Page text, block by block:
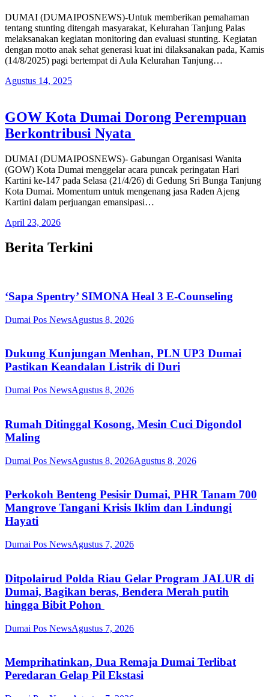
DUMAI (DUMAIPOSNEWS)-Untuk memberikan pemahaman
tentang stunting ditengah masyarakat, Kelurahan Tanjung Palas
melaksanakan kegiatan monitoring dan evaluasi stunting. Kegiatan
dengan motto anak sehat generasi kuat ini dilaksanakan pada, Kamis
(14/8/2025) pagi bertempat di Aula Kelurahan Tanjung…
Agustus 14, 2025
GOW Kota Dumai Dorong Perempuan
Berkontribusi Nyata
DUMAI (DUMAIPOSNEWS)- Gabungan Organisasi Wanita
(GOW) Kota Dumai menggelar acara puncak peringatan Hari
Kartini ke-147 pada Selasa (21/4/26) di Gedung Sri Bunga Tanjung
Kota Dumai. Momentum untuk mengenang jasa Raden Ajeng
Kartini dalam perjuangan emansipasi…
April 23, 2026
Berita Terkini
‘Sapa Spentry’ SIMONA Heal 3 E-Counseling
Dumai Pos NewsAgustus 8, 2026
Dukung Kunjungan Menhan, PLN UP3 Dumai
Pastikan Keandalan Listrik di Duri
Dumai Pos NewsAgustus 8, 2026
Rumah Ditinggal Kosong, Mesin Cuci Digondol
Maling
Dumai Pos NewsAgustus 8, 2026Agustus 8, 2026
Perkokoh Benteng Pesisir Dumai, PHR Tanam 700
Mangrove Tangani Krisis Iklim dan Lindungi
Hayati
Dumai Pos NewsAgustus 7, 2026
Ditpolairud Polda Riau Gelar Program JALUR di
Dumai, Bagikan beras, Bendera Merah putih
hingga Bibit Pohon
Dumai Pos NewsAgustus 7, 2026
Memprihatinkan, Dua Remaja Dumai Terlibat
Peredaran Gelap Pil Ekstasi